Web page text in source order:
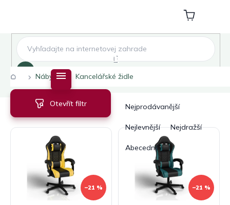
Nákupní
košík
DomůNábytek Kancelářské židle
a
e
Nejprodávanější
Nejlevnější Nejdražší
Abecedně
Otevřít filtr
V
p
i
–21 % –21 %